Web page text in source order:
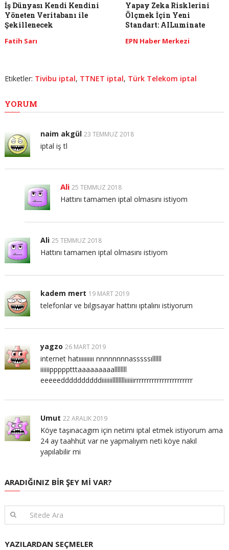
İş Dünyası Kendi Kendini
Yöneten Veritabanı ile
Şekillenecek
Fatih Sarı
Yapay Zeka Risklerini
Ölçmek İçin Yeni
Standart: AILuminate
EPN Haber Merkezi
Etiketler: Tivibu iptal, TTNET iptal, Türk Telekom iptal
YORUM
naim akgül 23 TEMMUZ 2018
iptal iş tl
Ali 25 TEMMUZ 2018
Hattını tamamen iptal olmasını istiyom
Ali 25 TEMMUZ 2018
Hattını tamamen iptal olmasını istiyom
kadem mert 19 MART 2019
telefonlar ve bılgısayar hattını ıptalını istiyorum
yagzo 26 MART 2019
internet hatıııııııııı nnnnnnnnasssssıllllll
iiiiiippppptttaaaaaaaaallllllll
eeeeeddddddddddiiiiiiilllllllliiiiiirrrrrrrrrrrrrrrrrrrrrrr
Umut 22 ARALIK 2019
Köye taşınacagım için netimi iptal etmek istiyorum ama
24 ay taahhüt var ne yapmalıyım neti köye nakil
yapılabilir mi
ARADIĞINIZ BIR ŞEY MI VAR?
YAZILARDAN SEÇMELER